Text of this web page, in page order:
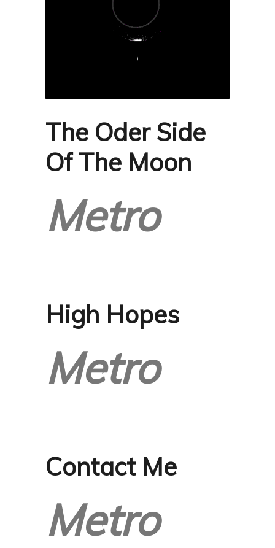
The Oder Side
Of The Moon
Metro
High Hopes
Metro
Contact Me
Metro